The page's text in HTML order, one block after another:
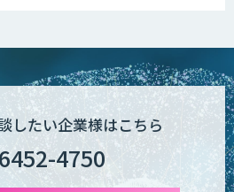
したい企業様はこちら
4750